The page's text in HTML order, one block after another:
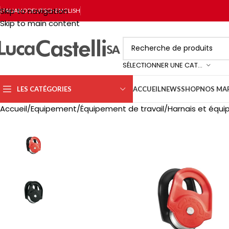
Skip to navigation
Skip to main content
ITALIANODEUTSCHENGLISH
SÉLECTIONNER UNE CATÉGORIE
LES CATÉGORIES ACCUEILNEWSSHOPNOS
Accueil Equipement Équipement de travail Harnais et